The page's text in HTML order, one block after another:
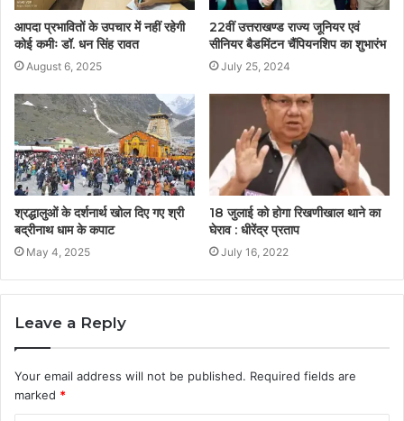
आपदा प्रभावितों के उपचार में नहीं रहेगी
कोई कमीः डॉ. धन सिंह रावत
August 6, 2025
22वीं उत्तराखण्ड राज्य जूनियर एवं
सीनियर बैडमिंटन चैंपियनशिप का शुभारंभ
July 25, 2024
श्रद्धालुओं के दर्शनार्थ खोल दिए गए श्री
बद्रीनाथ धाम के कपाट
May 4, 2025
18 जुलाई को होगा रिखणीखाल थाने का
घेराव : धीरेंद्र प्रताप
July 16, 2022
Leave a Reply
Your email address will not be published. Required fields are
marked *